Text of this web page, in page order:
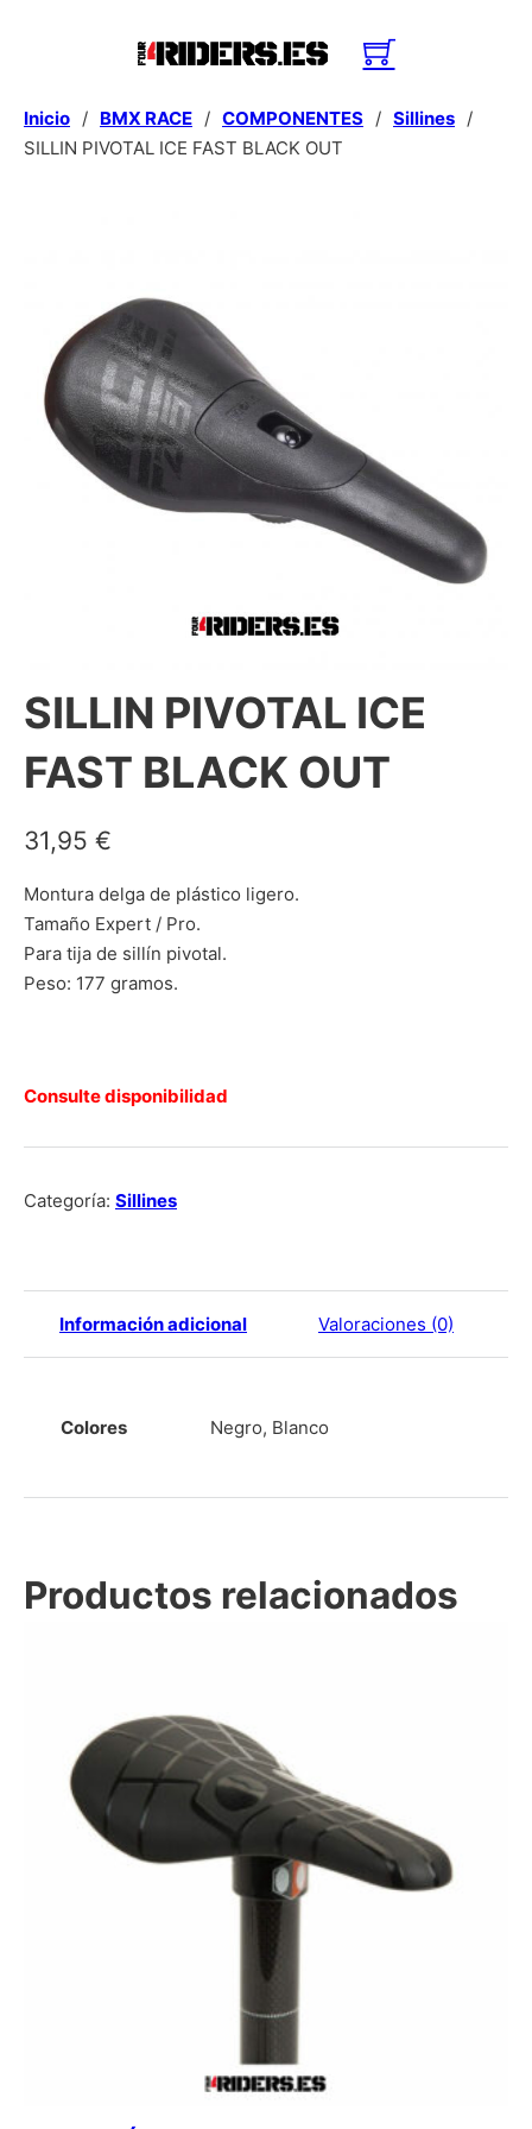
Inicio / BMX RACE / COMPONENTES / Sillines /
SILLIN PIVOTAL ICE FAST BLACK OUT
SILLIN PIVOTAL ICE
FAST BLACK OUT
31,95 €
Montura delga de plástico ligero.
Tamaño Expert / Pro.
Para tija de sillín pivotal.
Peso: 177 gramos.
Consulte disponibilidad
Categoría: Sillines
Información adicional Valoraciones (0)
Colores Negro, Blanco
Productos relacionados